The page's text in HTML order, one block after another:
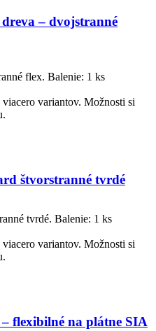
– dvojstranné
flex. Balenie: 1 ks
variantov. Možnosti si
štvorstranné tvrdé
tvrdé. Balenie: 1 ks
variantov. Možnosti si
flexibilné na plátne SIA